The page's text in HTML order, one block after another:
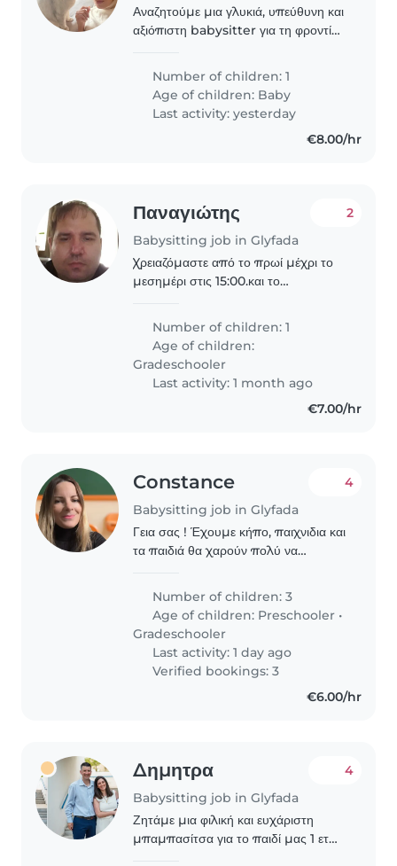
Αναζητούμε μια γλυκιά, υπεύθυνη και
αξιόπιστη babysitter για τη φροντίδα
από Δευτέρα έως Παρασκευή ωράριο
περίπου από τις 2 μέχρι τις 6 ή 7. Η
βασική..
Number of children: 1
Age of children: Baby
Last activity: yesterday
€8.00/hr
Παναγιώτης
Babysitting job in Glyfada
2
Χρειαζόμαστε από το πρωί μέχρι το
μεσημέρι στις 15:00.και το
Κυριακή που θα ξέρει η γυναίκα μου
το πρόγραμματος της
Number of children: 1
Age of children:
Gradeschooler
Last activity: 1 month ago
€7.00/hr
Constance
Babysitting job in Glyfada
4
Γεια σας ! Έχουμε κήπο, παιχνιδια και
τα παιδιά θα χαρούν πολύ να
Number of children: 3
Age of children: Preschooler •
Gradeschooler
Last activity: 1 day ago
Verified bookings: 3
€6.00/hr
Δημητρα
Babysitting job in Glyfada
4
Ζητάμε μια φιλική και ευχάριστη
μπαμπασίτσα για το παιδί μας 1 ετών